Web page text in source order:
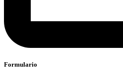
Formulario